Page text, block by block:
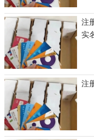
注
实
注